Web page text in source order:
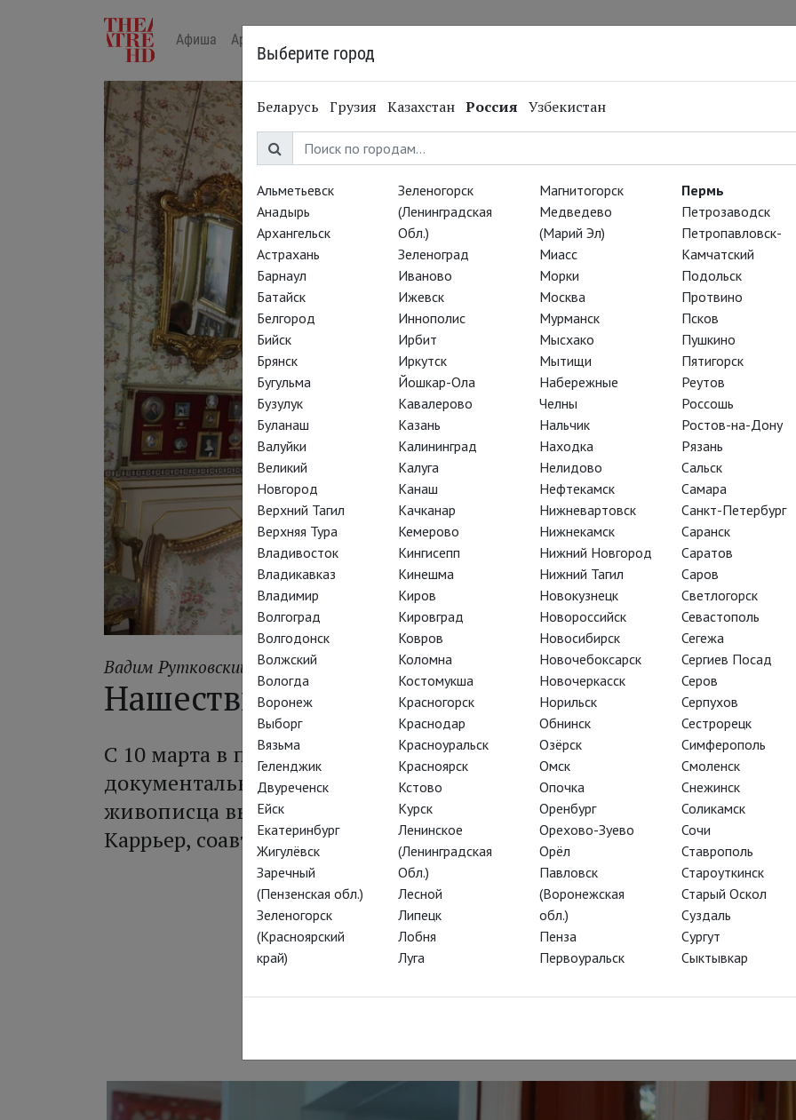
Афиша Арт-лекторий в кино
Вадим Рутковский
Нашествие гениев
С 10 марта в прокате – «Тени Гойи», познавательный
документальный фильм, где проводником в миры испанского
живописца выступает великий киносценарист Жан-Клод
Каррьер, соавтор и друг Луиса Бунюэля
Впервые нестандартный роуд-муви, путешествующий по
искусства, был показан в программе Каннского фестиваля
Выберите город
Беларусь Грузия Казахстан Россия Узбекистан
Альметьевск
Анадырь
Архангельск
Астрахань
Барнаул
Батайск
Белгород
Бийск
Брянск
Бугульма
Бузулук
Буланаш
Валуйки
Великий
Новгород
Верхний Тагил
Верхняя Тура
Владивосток
Владикавказ
Владимир
Волгоград
Волгодонск
Волжский
Вологда
Воронеж
Выборг
Вязьма
Геленджик
Двуреченск
Ейск
Екатеринбург
Жигулёвск
Заречный
(Пензенская обл.)
Зеленогорск
(Красноярский
край)
Зеленогорск
(Ленинградская
Обл.)
Зеленоград
Иваново
Ижевск
Иннополис
Ирбит
Иркутск
Йошкар-Ола
Кавалерово
Казань
Калининград
Калуга
Канаш
Качканар
Кемерово
Кингисепп
Кинешма
Киров
Кировград
Ковров
Коломна
Костомукша
Красногорск
Краснодар
Красноуральск
Красноярск
Кстово
Курск
Ленинское
(Ленинградская
Обл.)
Лесной
Липецк
Лобня
Луга
Магнитогорск
Медведево
(Марий Эл)
Миасс
Морки
Москва
Мурманск
Мысхако
Мытищи
Набережные
Челны
Нальчик
Находка
Нелидово
Нефтекамск
Нижневартовск
Нижнекамск
Нижний Новгород
Нижний Тагил
Новокузнецк
Новороссийск
Новосибирск
Новочебоксарск
Новочеркасск
Норильск
Обнинск
Озёрск
Омск
Опочка
Оренбург
Орехово-Зуево
Орёл
Павловск
(Воронежская
обл.)
Пенза
Первоуральск
Пермь
Петрозаводск
Петропавловск-
Камчатский
Подольск
Протвино
Псков
Пушкино
Пятигорск
Реутов
Россошь
Ростов-на-Дону
Рязань
Сальск
Самара
Санкт-Петербург
Саранск
Саратов
Саров
Светлогорск
Севастополь
Сегежа
Сергиев Посад
Серов
Серпухов
Сестрорецк
Симферополь
Смоленск
Снежинск
Соликамск
Сочи
Ставрополь
Староуткинск
Старый Оскол
Суздаль
Сургут
Сыктывкар